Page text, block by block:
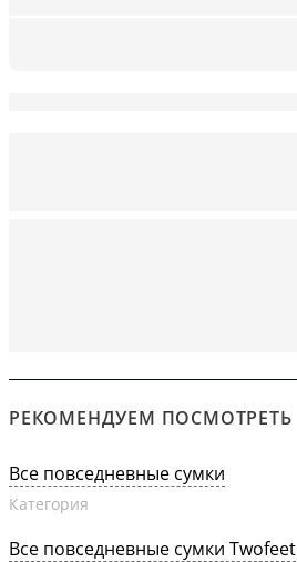
РЕКОМЕНДУЕМ ПОСМОТРЕТЬ
Все повседневные сумки
Категория
Все повседневные сумки Twofeet